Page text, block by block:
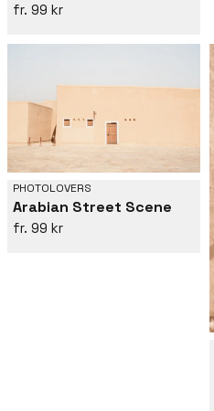
99 kr
PHOTOLOVERS
Arabian Street Scene
99 kr